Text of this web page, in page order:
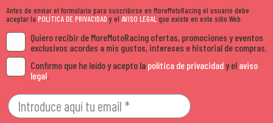
Antes de enviar el formulario para suscribirse en MoreMotoRacing el usuario debe
aceptar la POLÍTICA DE PRIVACIDADy el AVISO LEGALque existe en este sitio Web.
Quiero recibir de MoreMotoRacing ofertas, promociones y eventos
exclusivos acordes a mis gustos, intereses e historial de compras.
Confirmo que he leído y acepto la política de privacidady el aviso
legal